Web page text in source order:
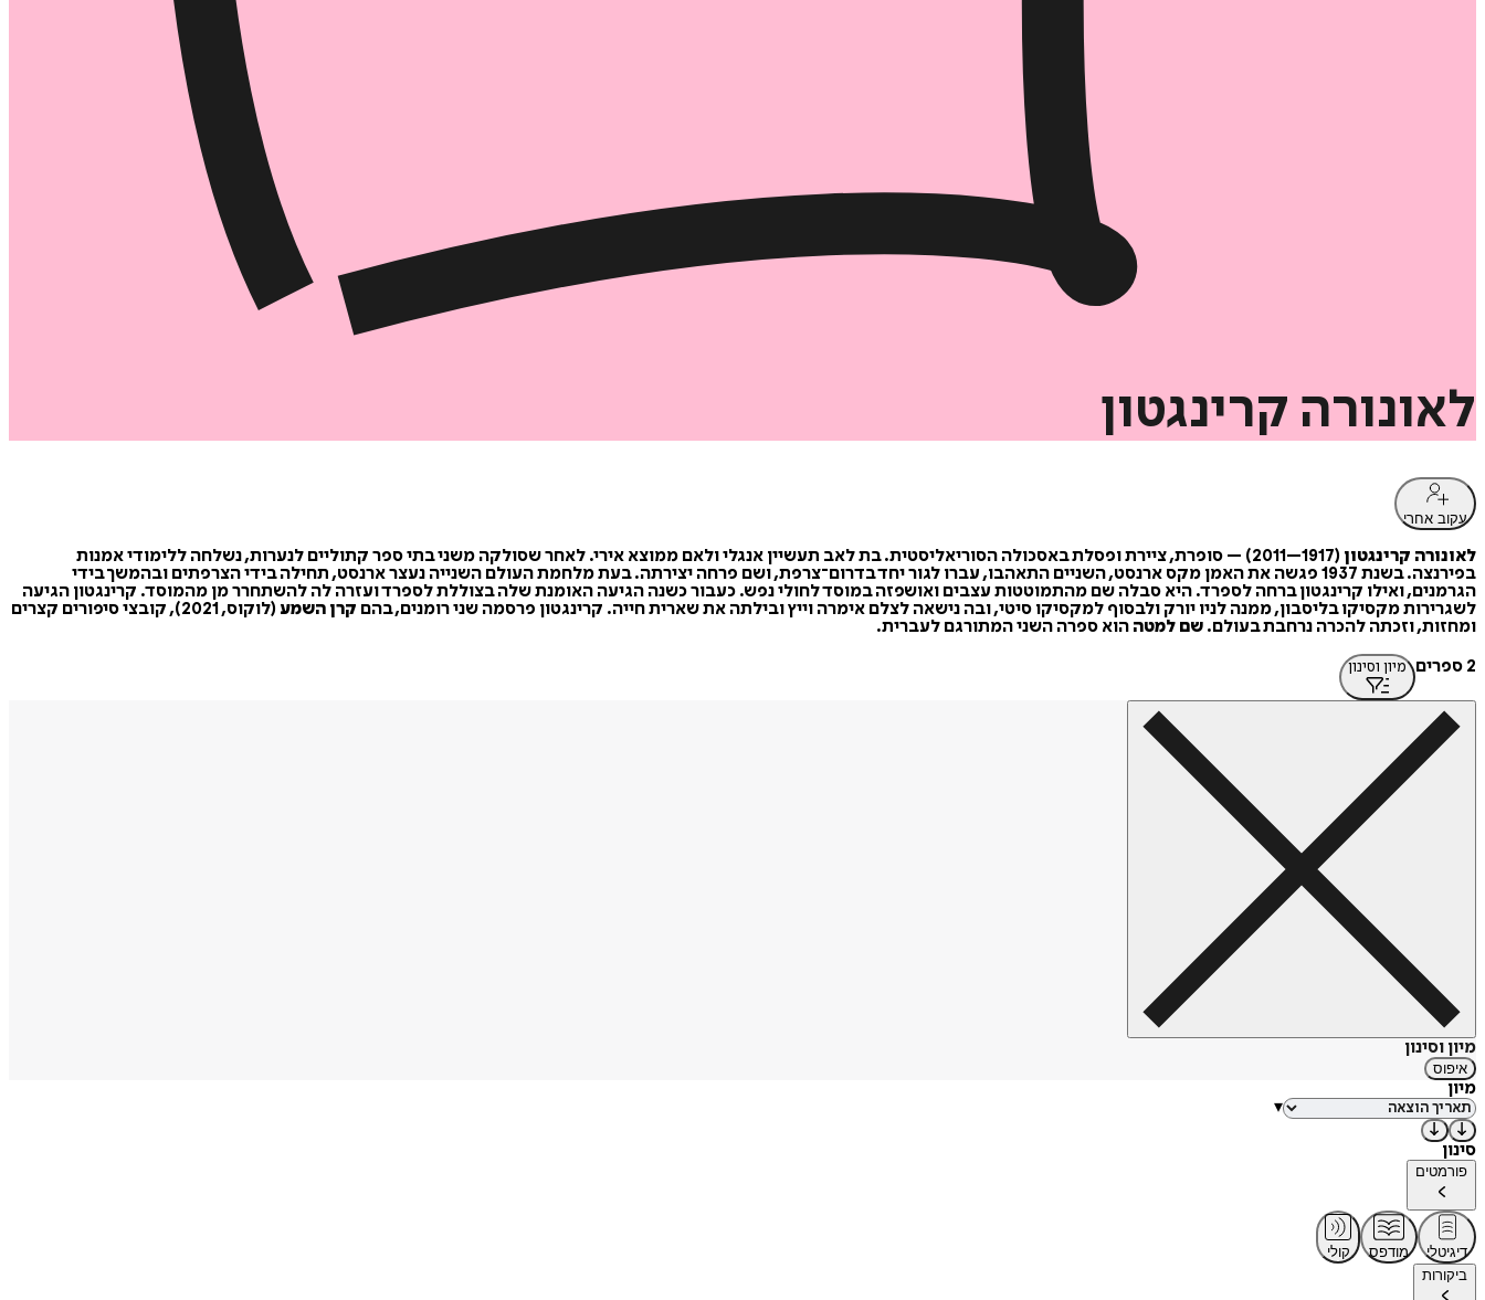
לאונורה קרינגטון
עקוב אחרי
לאונורה קרינגטון
(1917–2011) – סופרת, ציירת ופסלת באסכולה הסוריאליסטית. בת לאב תעשיין אנגלי ולאם ממוצא אירי. לאחר שסולקה משני בתי ספר קתוליים לנערות, נשלחה ללימודי אמנות
בפירנצה. בשנת 1937 פגשה את האמן מקס ארנסט, השניים התאהבו, עברו לגור יחד בדרום־צרפת, ושם פרחה יצירתה. בעת מלחמת העולם השנייה נעצר ארנסט, תחילה בידי הצרפתים ובהמשך בידי
הגרמנים, ואילו קרינגטון ברחה לספרד. היא סבלה שם מהתמוטטות עצבים ואושפזה במוסד לחולי נפש. כעבור כשנה הגיעה האומנת שלה בצוללת לספרד ועזרה לה להשתחרר מן מהמוסד. קרינגטון הגיעה
לשגרירות מקסיקו בליסבון, ממנה לניו יורק ולבסוף למקסיקו סיטי, ובה נישאה לצלם אימרה וייץ ובילתה את שארית חייה. קרינגטון פרסמה שני רומנים, בהם קרן השמע
(לוקוס, 2021), קובצי סיפורים קצרים
ומחזות, וזכתה להכרה נרחבת בעולם. שם למטה הוא ספרה השני המתורגם לעברית.
2 ספרים
מיון וסינון
מיון וסינון
איפוס
מיון
▾
סינון
פורמטים
דיגיטלי מודפס
קולי
ביקורות